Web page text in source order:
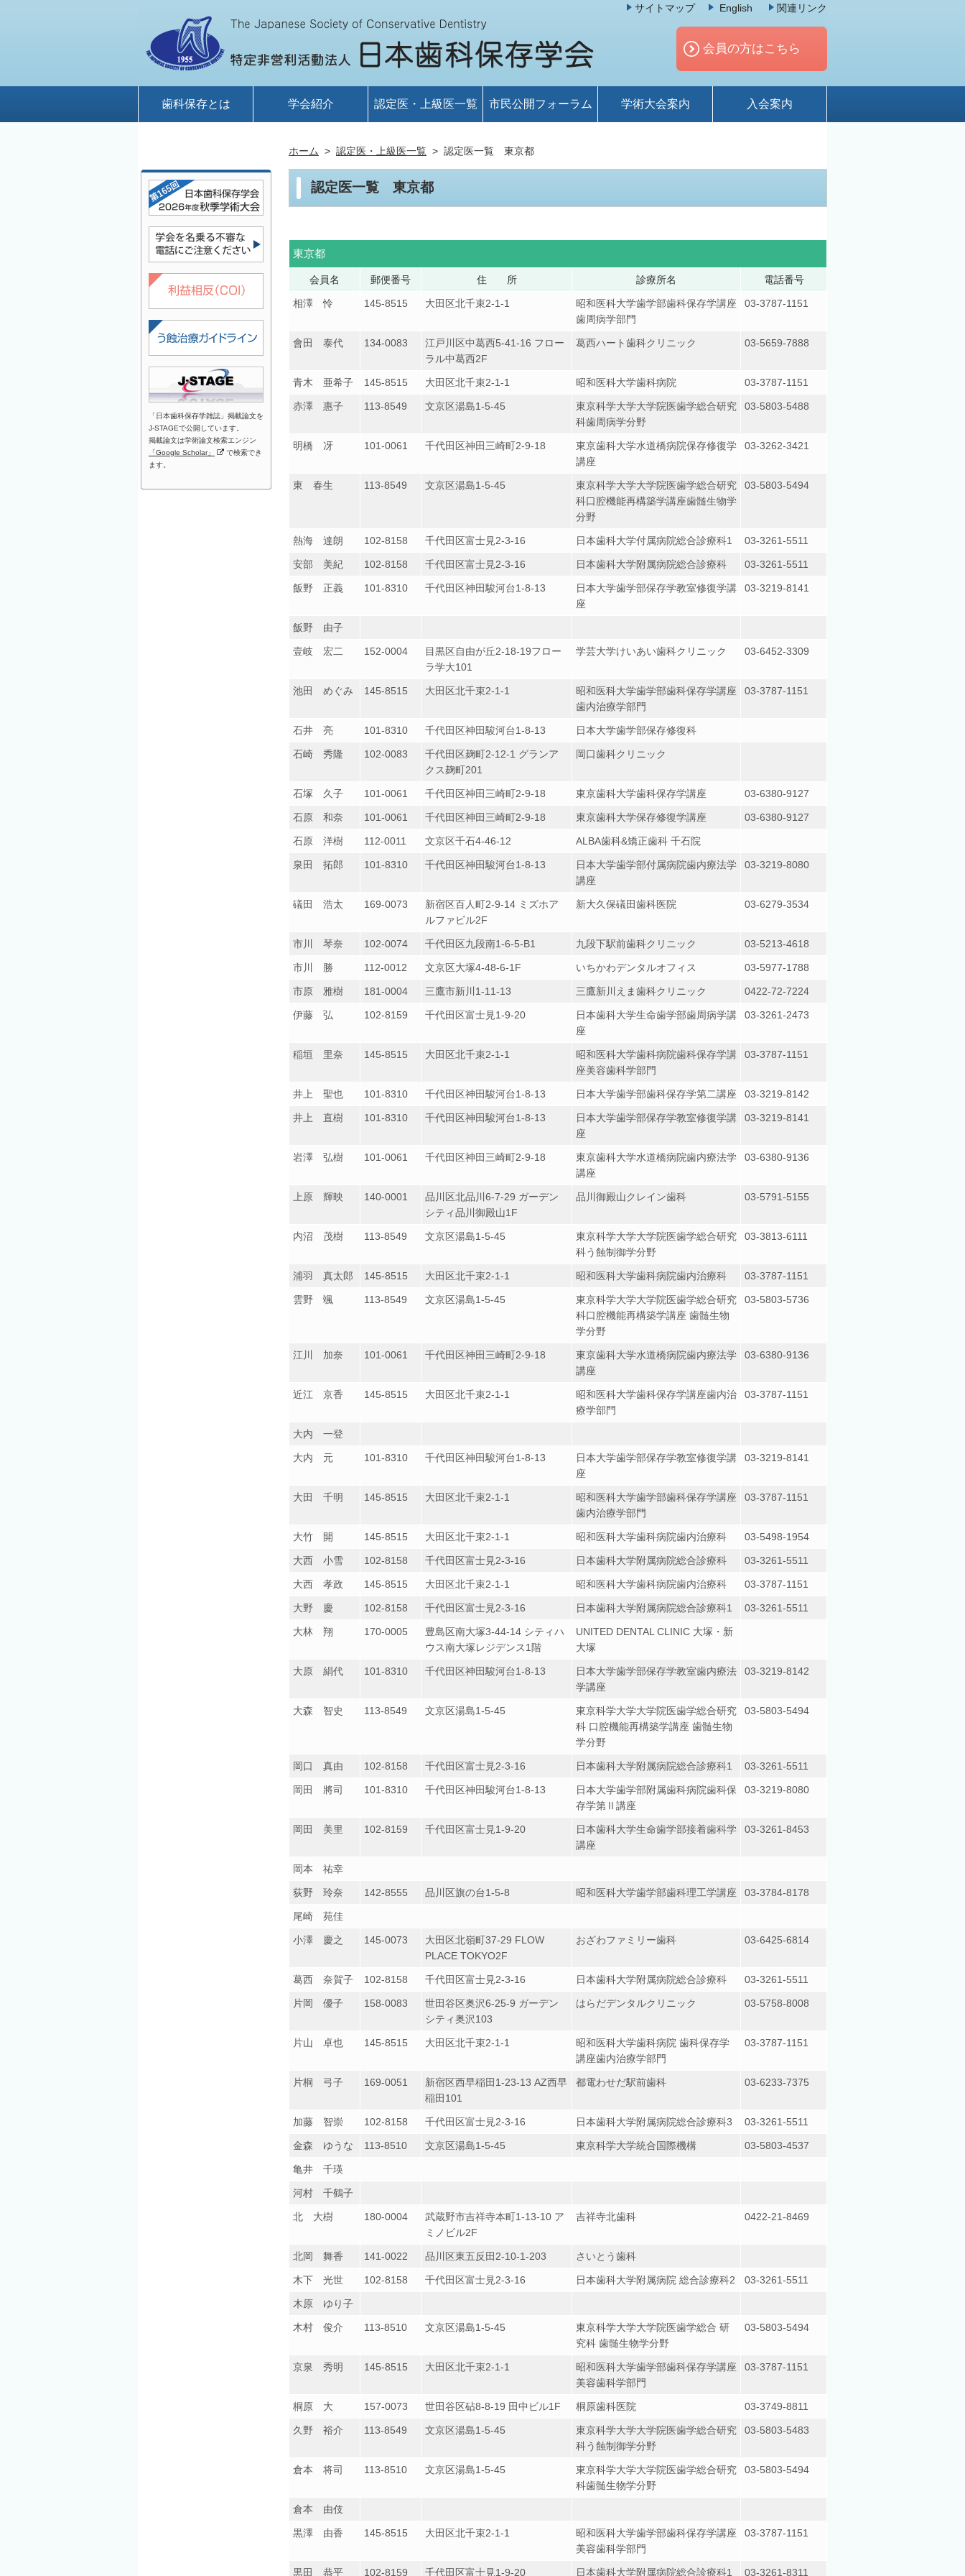
サイトマップ English 関連リンク
会員の方はこちら
歯科保存とは 学会紹介 認定医・上級医一覧 市民公開フォーラム 学術大会案内 入会案内
ホーム 認定医・上級医一覧 認定医一覧 東京都
認定医一覧 東京都
東京都
会員名 郵便番号 住 所 診療所名 電話番号
相澤 怜 145-8515 大田区北千束2-1-1
昭和医科大学歯学部歯科保存学講座
歯周病学部門
03-3787-1151
會田 泰代 134-0083
江戸川区中葛西5-41-16 フロー
ラル中葛西2F
葛西ハート歯科クリニック 03-5659-7888
青木 亜希子 145-8515 大田区北千束2-1-1 昭和医科大学歯科病院 03-3787-1151
赤澤 惠子 113-8549 文京区湯島1-5-45
東京科学大学大学院医歯学総合研究
科歯周病学分野
03-5803-5488
明橋 冴 101-0061 千代田区神田三崎町2-9-18
東京歯科大学水道橋病院保存修復学
講座
03-3262-3421
東 春生 113-8549 文京区湯島1-5-45
東京科学大学大学院医歯学総合研究
科口腔機能再構築学講座歯髄生物学
分野
03-5803-5494
熱海 達朗 102-8158 千代田区富士見2-3-16 日本歯科大学付属病院総合診療科1 03-3261-5511
安部 美紀 102-8158 千代田区富士見2-3-16 日本歯科大学附属病院総合診療科 03-3261-5511
飯野 正義 101-8310 千代田区神田駿河台1-8-13
日本大学歯学部保存学教室修復学講
座
03-3219-8141
飯野 由子
壹岐 宏二 152-0004
目黒区自由が丘2-18-19フロー
ラ学大101
学芸大学けいあい歯科クリニック 03-6452-3309
池田 めぐみ 145-8515 大田区北千束2-1-1
昭和医科大学歯学部歯科保存学講座
歯内治療学部門
03-3787-1151
石井 亮 101-8310 千代田区神田駿河台1-8-13 日本大学歯学部保存修復科
石崎 秀隆 102-0083
千代田区麹町2-12-1 グランア
クス麹町201
岡口歯科クリニック
石塚 久子 101-0061 千代田区神田三崎町2-9-18 東京歯科大学歯科保存学講座 03-6380-9127
石原 和奈 101-0061 千代田区神田三崎町2-9-18 東京歯科大学保存修復学講座 03-6380-9127
石原 洋樹 112-0011 文京区千石4-46-12 ALBA歯科&矯正歯科 千石院
泉田 拓郎 101-8310 千代田区神田駿河台1-8-13
日本大学歯学部付属病院歯内療法学
講座
03-3219-8080
礒田 浩太 169-0073
新宿区百人町2-9-14 ミズホア
ルファビル2F
新大久保礒田歯科医院 03-6279-3534
市川 琴奈 102-0074 千代田区九段南1-6-5-B1 九段下駅前歯科クリニック 03-5213-4618
市川 勝 112-0012 文京区大塚4-48-6-1F いちかわデンタルオフィス 03-5977-1788
市原 雅樹 181-0004 三鷹市新川1-11-13 三鷹新川えま歯科クリニック 0422-72-7224
伊藤 弘 102-8159 千代田区富士見1-9-20
日本歯科大学生命歯学部歯周病学講
座
03-3261-2473
稲垣 里奈 145-8515 大田区北千束2-1-1
昭和医科大学歯科病院歯科保存学講
座美容歯科学部門
03-3787-1151
井上 聖也 101-8310 千代田区神田駿河台1-8-13 日本大学歯学部歯科保存学第二講座 03-3219-8142
井上 直樹 101-8310 千代田区神田駿河台1-8-13
日本大学歯学部保存学教室修復学講
座
03-3219-8141
岩澤 弘樹 101-0061 千代田区神田三崎町2-9-18
東京歯科大学水道橋病院歯内療法学
講座
03-6380-9136
上原 輝映 140-0001
品川区北品川6-7-29 ガーデン
シティ品川御殿山1F
品川御殿山クレイン歯科 03-5791-5155
内沼 茂樹 113-8549 文京区湯島1-5-45
東京科学大学大学院医歯学総合研究
科う蝕制御学分野
03-3813-6111
浦羽 真太郎 145-8515 大田区北千束2-1-1 昭和医科大学歯科病院歯内治療科 03-3787-1151
雲野 颯 113-8549 文京区湯島1-5-45
東京科学大学大学院医歯学総合研究
科口腔機能再構築学講座 歯髄生物
学分野
03-5803-5736
江川 加奈 101-0061 千代田区神田三崎町2-9-18
東京歯科大学水道橋病院歯内療法学
講座
03-6380-9136
近江 京香 145-8515 大田区北千束2-1-1
昭和医科大学歯科保存学講座歯内治
療学部門
03-3787-1151
大内 一登
大内 元 101-8310 千代田区神田駿河台1-8-13
日本大学歯学部保存学教室修復学講
座
03-3219-8141
大田 千明 145-8515 大田区北千束2-1-1
昭和医科大学歯学部歯科保存学講座
歯内治療学部門
03-3787-1151
大竹 開 145-8515 大田区北千束2-1-1 昭和医科大学歯科病院歯内治療科 03-5498-1954
大西 小雪 102-8158 千代田区富士見2-3-16 日本歯科大学附属病院総合診療科 03-3261-5511
大西 孝政 145-8515 大田区北千束2-1-1 昭和医科大学歯科病院歯内治療科 03-3787-1151
大野 慶 102-8158 千代田区富士見2-3-16 日本歯科大学附属病院総合診療科1 03-3261-5511
大林 翔 170-0005
豊島区南大塚3-44-14 シティハ
ウス南大塚レジデンス1階
UNITED DENTAL CLINIC 大塚・新
大塚
大原 絹代 101-8310 千代田区神田駿河台1-8-13
日本大学歯学部保存学教室歯内療法
学講座
03-3219-8142
大森 智史 113-8549 文京区湯島1-5-45
東京科学大学大学院医歯学総合研究
科 口腔機能再構築学講座 歯髄生物
学分野
03-5803-5494
岡口 真由 102-8158 千代田区富士見2-3-16 日本歯科大学附属病院総合診療科1 03-3261-5511
岡田 將司 101-8310 千代田区神田駿河台1-8-13
日本大学歯学部附属歯科病院歯科保
存学第Ⅱ講座
03-3219-8080
岡田 美里 102-8159 千代田区富士見1-9-20
日本歯科大学生命歯学部接着歯科学
講座
03-3261-8453
岡本 祐幸
荻野 玲奈 142-8555 品川区旗の台1-5-8 昭和医科大学歯学部歯科理工学講座 03-3784-8178
尾崎 苑佳
小澤 慶之 145-0073
大田区北嶺町37-29 FLOW
PLACE TOKYO2F
おざわファミリー歯科 03-6425-6814
葛西 奈賀子 102-8158 千代田区富士見2-3-16 日本歯科大学附属病院総合診療科 03-3261-5511
片岡 優子 158-0083
世田谷区奥沢6-25-9 ガーデン
シティ奥沢103
はらだデンタルクリニック 03-5758-8008
片山 卓也 145-8515 大田区北千束2-1-1
昭和医科大学歯科病院 歯科保存学
講座歯内治療学部門
03-3787-1151
片桐 弓子 169-0051
新宿区西早稲田1-23-13 AZ西早
稲田101
都電わせだ駅前歯科 03-6233-7375
加藤 智崇 102-8158 千代田区富士見2-3-16 日本歯科大学附属病院総合診療科3 03-3261-5511
金森 ゆうな 113-8510 文京区湯島1-5-45 東京科学大学統合国際機構 03-5803-4537
亀井 千瑛
河村 千鶴子
北 大樹 180-0004
武蔵野市吉祥寺本町1-13-10 ア
ミノビル2F
吉祥寺北歯科 0422-21-8469
北岡 舞香 141-0022 品川区東五反田2-10-1-203 さいとう歯科
木下 光世 102-8158 千代田区富士見2-3-16 日本歯科大学附属病院 総合診療科2 03-3261-5511
木原 ゆり子
木村 俊介 113-8510 文京区湯島1-5-45
東京科学大学大学院医歯学総合 研
究科 歯髄生物学分野
03-5803-5494
京泉 秀明 145-8515 大田区北千束2-1-1
昭和医科大学歯学部歯科保存学講座
美容歯科学部門
03-3787-1151
桐原 大 157-0073 世田谷区砧8-8-19 田中ビル1F 桐原歯科医院 03-3749-8811
久野 裕介 113-8549 文京区湯島1-5-45
東京科学大学大学院医歯学総合研究
科う蝕制御学分野
03-5803-5483
倉本 将司 113-8510 文京区湯島1-5-45
東京科学大学大学院医歯学総合研究
科歯髄生物学分野
03-5803-5494
倉本 由伎
黒澤 由香 145-8515 大田区北千束2-1-1
昭和医科大学歯学部歯科保存学講座
美容歯科学部門
03-3787-1151
黒田 恭平 102-8159 千代田区富士見1-9-20 日本歯科大学附属病院総合診療科1 03-3261-8311
「日本歯科保存学雑誌」掲載論文を
J-STAGEで公開しています。
掲載論文は学術論文検索エンジン
「Google Scholar」
で検索でき
ます。